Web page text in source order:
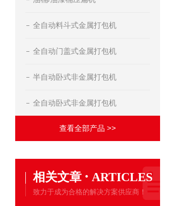
全自动料斗式金属打包机
全自动门盖式金属打包机
半自动卧式非金属打包机
全自动卧式非金属打包机
查看全部产品 >>
相关文章 · ARTICLES
致力于成为合格的解决方案供应商！